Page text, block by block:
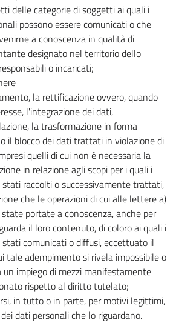
delle categorie di soggetti ai quali i
possono essere comunicati o che
a conoscenza in qualità di
designato nel territorio dello
o incaricati;
la rettificazione ovvero, quando
l'integrazione dei dati,
la trasformazione in forma
il blocco dei dati trattati in violazione di
quelli di cui non è necessaria la
in relazione agli scopi per i quali i
raccolti o successivamente trattati,
che le operazioni di cui alle lettere a)
portate a conoscenza, anche per
il loro contenuto, di coloro ai quali i
comunicati o diffusi, eccettuato il
tale adempimento si rivela impossibile o
un impiego di mezzi manifestamente
rispetto al diritto tutelato;
in tutto o in parte, per motivi legittimi,
dati personali che lo riguardano.